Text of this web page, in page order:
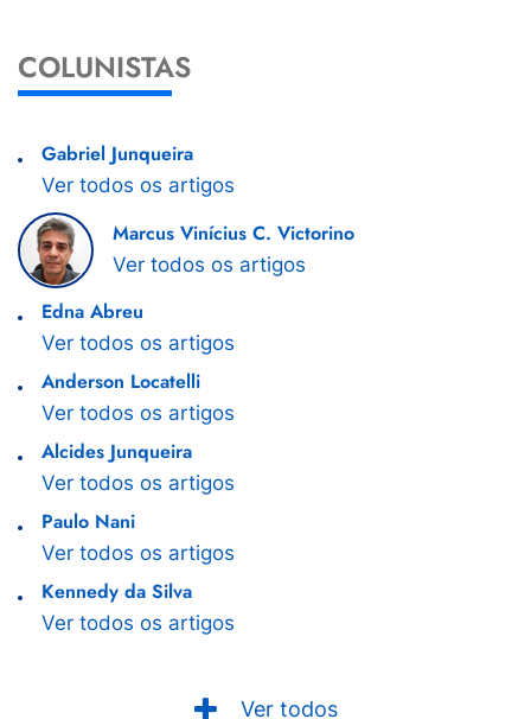
COLUNISTAS
Gabriel Junqueira
Ver todos os artigos
Marcus Vinícius C. Victorino
Ver todos os artigos
Edna Abreu
Ver todos os artigos
Anderson Locatelli
Ver todos os artigos
Alcides Junqueira
Ver todos os artigos
Paulo Nani
Ver todos os artigos
Kennedy da Silva
Ver todos os artigos
Ver todos